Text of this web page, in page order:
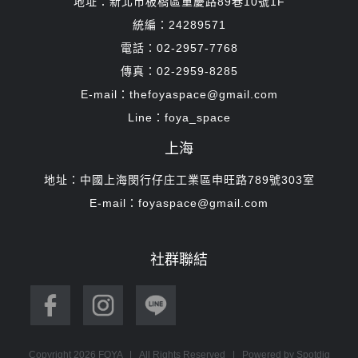
統編：24289571
電話：02-2957-7768
傳真：02-2959-8285
E-mail：thefoyaspace@gmail.com
Line：foya_space
上海
地址：中國上海閔行仔庄工業區申旺路789號303室
E-mail：foyaspace@gmail.com
社群聯結
Copyright 2026 FOYA | All Rights Reserved | Powered by Spotdig